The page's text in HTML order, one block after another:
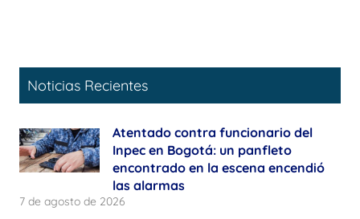
Noticias Recientes
Atentado contra funcionario del
Inpec en Bogotá: un panfleto
encontrado en la escena encendió
las alarmas
7 de agosto de 2026